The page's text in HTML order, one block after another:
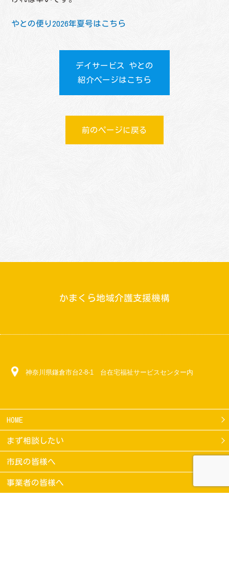
やとの便り2026年夏号はこちら
デイサービス やとの
紹介ページはこちら
前のページに戻る
かまくら地域介護支援機構
神奈川県鎌倉市台2-8-1 台在宅福祉サービスセンター内
HOME
まず相談したい
市民の皆様へ
事業者の皆様へ